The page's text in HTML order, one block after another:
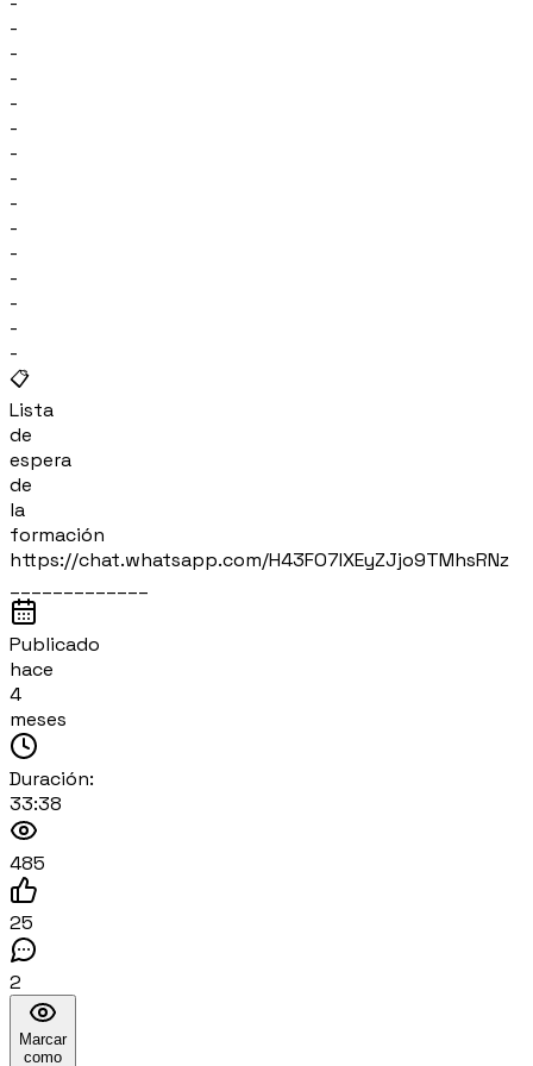
-
-
-
-
-
-
-
-
-
-
-
-
-
-
📋
Lista
de
espera
de
la
formación
https://chat.whatsapp.com/H43FO7IXEyZJjo9TMhsRNz
Publicado
hace
4
meses
Duración:
33:38
485
25
2
Marcar
como